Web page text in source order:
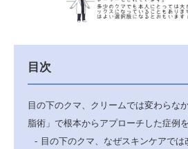
目次
目の下のクマ、クリームでは変わらな
脂術」で根本からアプローチした症例
目の下のクマ、なぜスキンケアでは